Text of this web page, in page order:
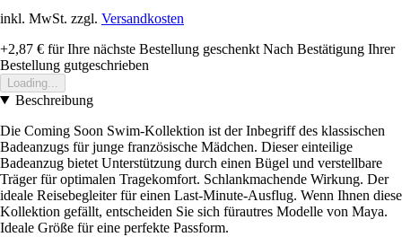
inkl. MwSt. zzgl. Versandkosten
+2,87 € für Ihre nächste Bestellung geschenkt Nach Bestätigung Ihrer
Bestellung gutgeschrieben
Loading...
Beschreibung
Die Coming Soon Swim-Kollektion ist der Inbegriff des klassischen
Badeanzugs für junge französische Mädchen. Dieser einteilige
Badeanzug bietet Unterstützung durch einen Bügel und verstellbare
Träger für optimalen Tragekomfort. Schlankmachende Wirkung. Der
ideale Reisebegleiter für einen Last-Minute-Ausflug. Wenn Ihnen diese
Kollektion gefällt, entscheiden Sie sich fürautres Modelle von Maya.
Ideale Größe für eine perfekte Passform.